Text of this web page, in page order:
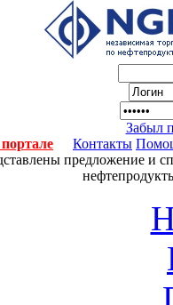
Забыл
Контакты
предложение и